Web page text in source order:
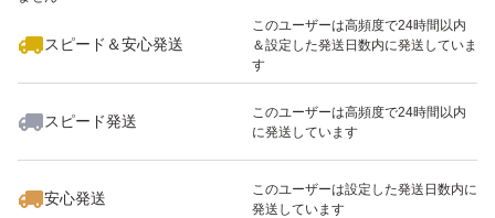
スピード＆安心発送
このユーザーは高頻度で24時間以内
＆設定した発送日数内に発送していま
す
スピード発送
このユーザーは高頻度で24時間以内
に発送しています
安心発送
このユーザーは設定した発送日数内に
発送しています
いいね！
1,290